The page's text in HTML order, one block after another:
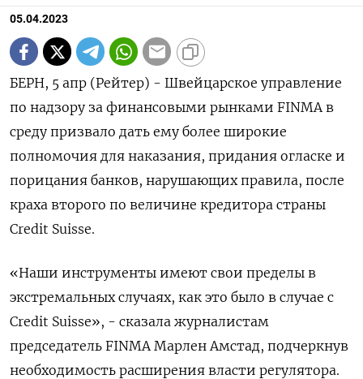
05.04.2023
БЕРН, 5 апр (Рейтер) - Швейцарское управление
по надзору за финансовыми рынками FINMA в
среду призвало дать ему более широкие
полномочия для наказания, придания огласке и
порицания банков, нарушающих правила, после
краха второго по величине кредитора страны
Credit Suisse.
«Наши инструменты имеют свои пределы в
экстремальных случаях, как это было в случае с
Credit Suisse», - сказала журналистам
председатель FINMA Марлен Амстад, подчеркнув
необходимость расширения власти регулятора.